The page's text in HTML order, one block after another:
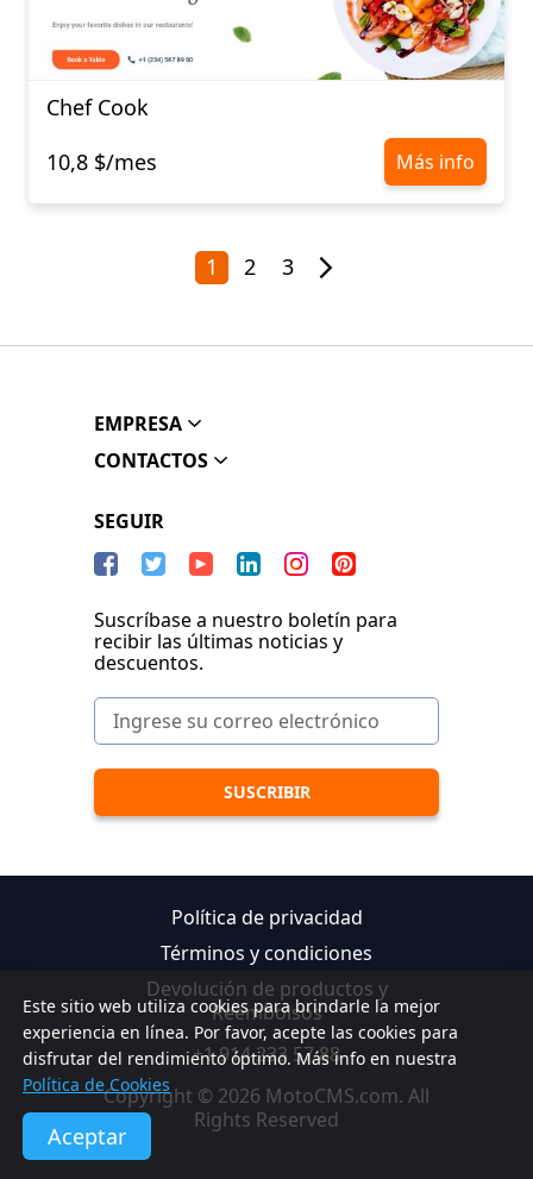
Chef Cook
10,8 $/mes
Más info
1 2 3
Este sitio web utiliza cookies para brindarle la mejor
experiencia en línea. Por favor, acepte las cookies para
disfrutar del rendimiento óptimo. Más info en nuestra
Política de Cookies
Aceptar
EMPRESA
CONTACTOS
SEGUIR
Suscríbase a nuestro boletín para
recibir las últimas noticias y
descuentos.
Política de privacidad
Términos y condiciones
Devolución de productos y
Reembolsos
+1 914 233 57 88
Copyright © 2026 MotoCMS.com. All
Rights Reserved